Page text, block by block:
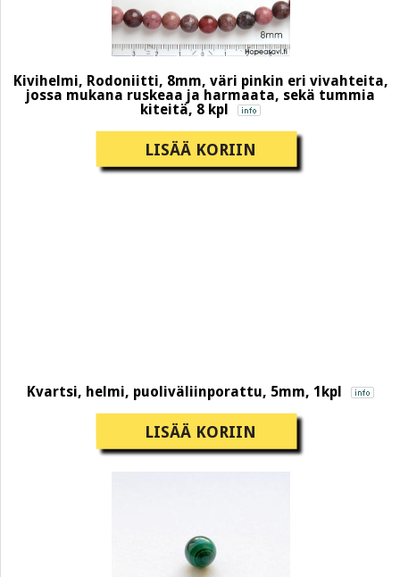
Kivihelmi, Rodoniitti, 8mm, väri pinkin eri vivahteita,
jossa mukana ruskeaa ja harmaata, sekä tummia
kiteitä, 8 kpl
LISÄÄ KORIIN
Kvartsi, helmi, puoliväliinporattu, 5mm, 1kpl
LISÄÄ KORIIN